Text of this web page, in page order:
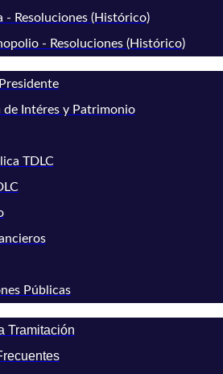
- Resoluciones (Histórico)
- Resoluciones (Histórico)
de Intéres y Patrimonio
TDLC
Públicas
Tramitación